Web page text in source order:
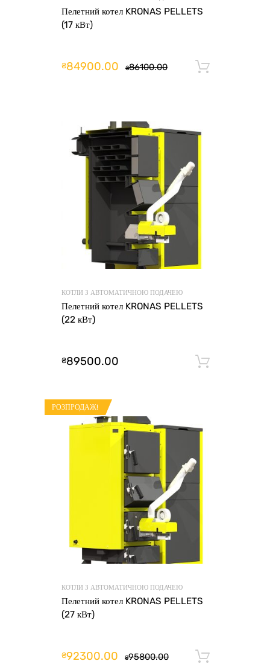
Пелетний котел KRONAS PELLETS
(17 кВт)
₴86100.00
₴84900.00
КОТЛИ З АВТОМАТИЧНОЮ ПОДАЧЕЮ
Пелетний котел KRONAS PELLETS
(22 кВт)
₴89500.00
РОЗПРОДАЖ!
КОТЛИ З АВТОМАТИЧНОЮ ПОДАЧЕЮ
Пелетний котел KRONAS PELLETS
(27 кВт)
₴95800.00
₴92300.00